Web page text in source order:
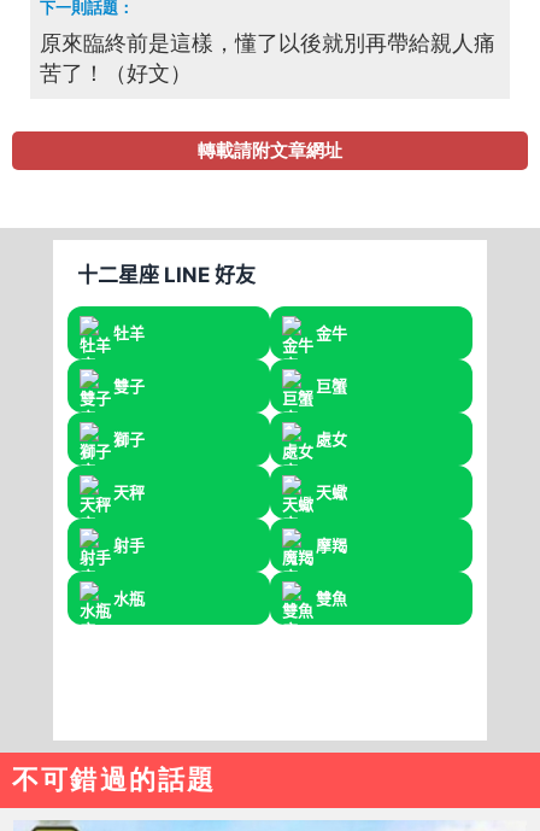
原來臨終前是這樣，懂了以後就別再帶給親人痛
苦了！（好文）
轉載請附文章網址
不可錯過的話題